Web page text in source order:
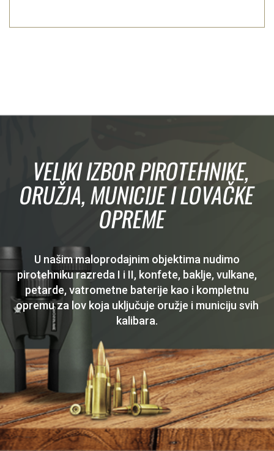
VELIKI IZBOR PIROTEHNIKE,
ORUŽJA, MUNICIJE I LOVAČKE
OPREME
U našim maloprodajnim objektima nudimo
pirotehniku razreda I i II, konfete, baklje, vulkane,
petarde, vatrometne baterije kao i kompletnu
opremu za lov koja uključuje oružje i municiju svih
kalibara.